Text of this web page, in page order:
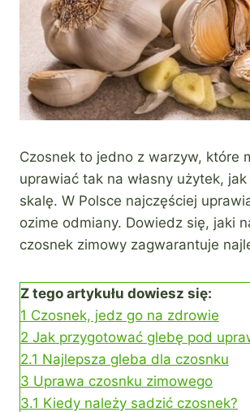
Czosnek to jedno z warzyw, które
uprawiać tak na własny użytek,
skalę. W Polsce najczęściej
ozime odmiany. Dowiedz się, jaki
czosnek zimowy zagwarantuje
Z tego artykułu dowiesz się:
1 Czosnek, jedz go na zdrowie
2 Jak przygotować glebę pod
2.1 Najlepsza gleba dla czosnku
3 Uprawa czosnku zimowego
3.1 Kiedy należy sadzić czosnek?